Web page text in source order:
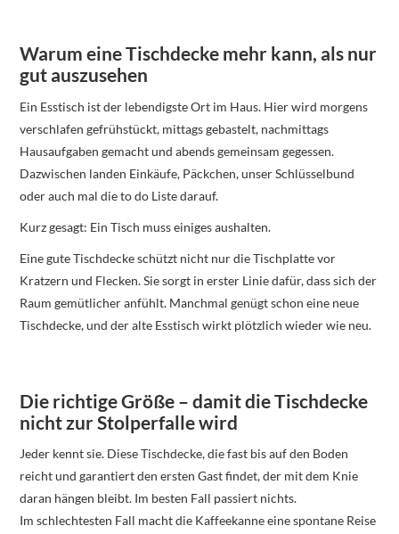
Warum eine Tischdecke mehr kann, als nur
gut auszusehen
Ein Esstisch ist der lebendigste Ort im Haus. Hier wird morgens
verschlafen gefrühstückt, mittags gebastelt, nachmittags
Hausaufgaben gemacht und abends gemeinsam gegessen.
Dazwischen landen Einkäufe, Päckchen, unser Schlüsselbund
oder auch mal die to do Liste darauf.
Kurz gesagt: Ein Tisch muss einiges aushalten.
Eine gute Tischdecke schützt nicht nur die Tischplatte vor
Kratzern und Flecken. Sie sorgt in erster Linie dafür, dass sich der
Raum gemütlicher anfühlt. Manchmal genügt schon eine neue
Tischdecke, und der alte Esstisch wirkt plötzlich wieder wie neu.
Die richtige Größe – damit die Tischdecke
nicht zur Stolperfalle wird
Jeder kennt sie. Diese Tischdecke, die fast bis auf den Boden
reicht und garantiert den ersten Gast findet, der mit dem Knie
daran hängen bleibt. Im besten Fall passiert nichts.
Im schlechtesten Fall macht die Kaffeekanne eine spontane Reise